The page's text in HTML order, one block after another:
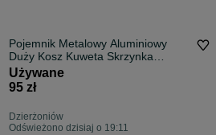
Pojemnik Metalowy Aluminiowy
Duży Kosz Kuweta Skrzynka
Magazynowy Transport
Używane
95 zł
Dzierżoniów
Odświeżono dzisiaj o 19:11